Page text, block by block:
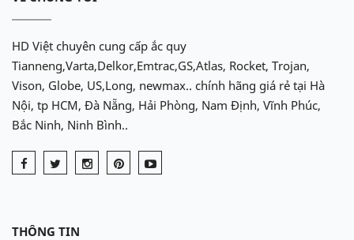
Bình điện:
(6 bình)
Bộ sạc:
sạc tự động
Bộ truyền động:
12.31:1
Kích thước xe:
Chiều rộng xe:
HD Việt chuyên cung cấp ắc quy
Tianneng,Varta,Delkor,Emtrac,GS,Atlas, Rocket, Trojan,
Vison, Globe, US,Long, newmax.. chính hãng giá rẻ tại Hà
Nội, tp HCM, Đà Nẵng, Hải Phòng, Nam Định, Vĩnh Phúc,
Bắc Ninh, Ninh Bình..
THÔNG TIN